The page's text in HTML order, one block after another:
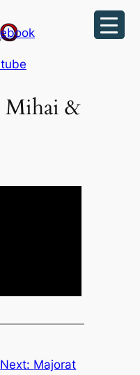
Mihai &
Next: Majorat